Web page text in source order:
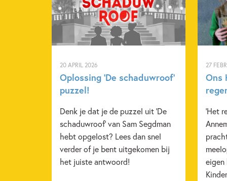
20 APRIL 2026
Oplossing ‘De schaduwroof’
puzzel!
Denk je dat je de puzzel uit 'De
schaduwroof' van Sam Segdman
hebt opgelost? Lees dan snel
verder of je bent uitgekomen bij
het juiste antwoord!
27
Ons
'Het
eigen